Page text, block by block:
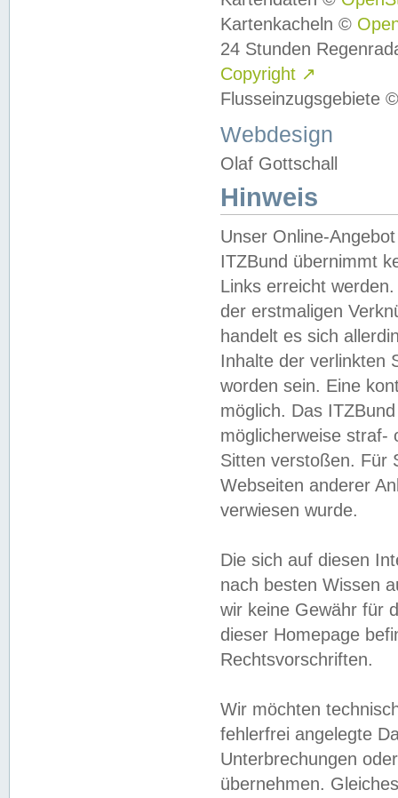
Kartenkacheln ©
24 Stunden
Copyright ↗
Flusseinzugsgebiete
Webdesign
Olaf Gottschall
Hinweis
Unser Online-
ITZBund übernimmt
Links erreicht
der erstmaligen
handelt es sich
Inhalte der verlinkten
worden sein. Eine
möglich. Das
möglicherweise straf-
Sitten verstoßen. Für
Webseiten anderer
verwiesen wurde.
Die sich auf diesen
nach besten Wissen
wir keine Gewähr für
dieser Homepage
Rechtsvorschriften.
Wir möchten
fehlerfrei angelegte
Unterbrechungen
übernehmen.